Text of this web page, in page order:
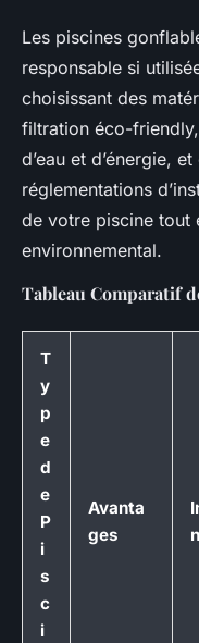
Les piscines
responsable si
choisissant des
filtration éco-
d’eau et d’énergie,
réglementations
de votre piscine tout
environnemental.
Tableau Comparatif
T
y
p
e
d
e
P
i
s
c
i
Avanta
ges